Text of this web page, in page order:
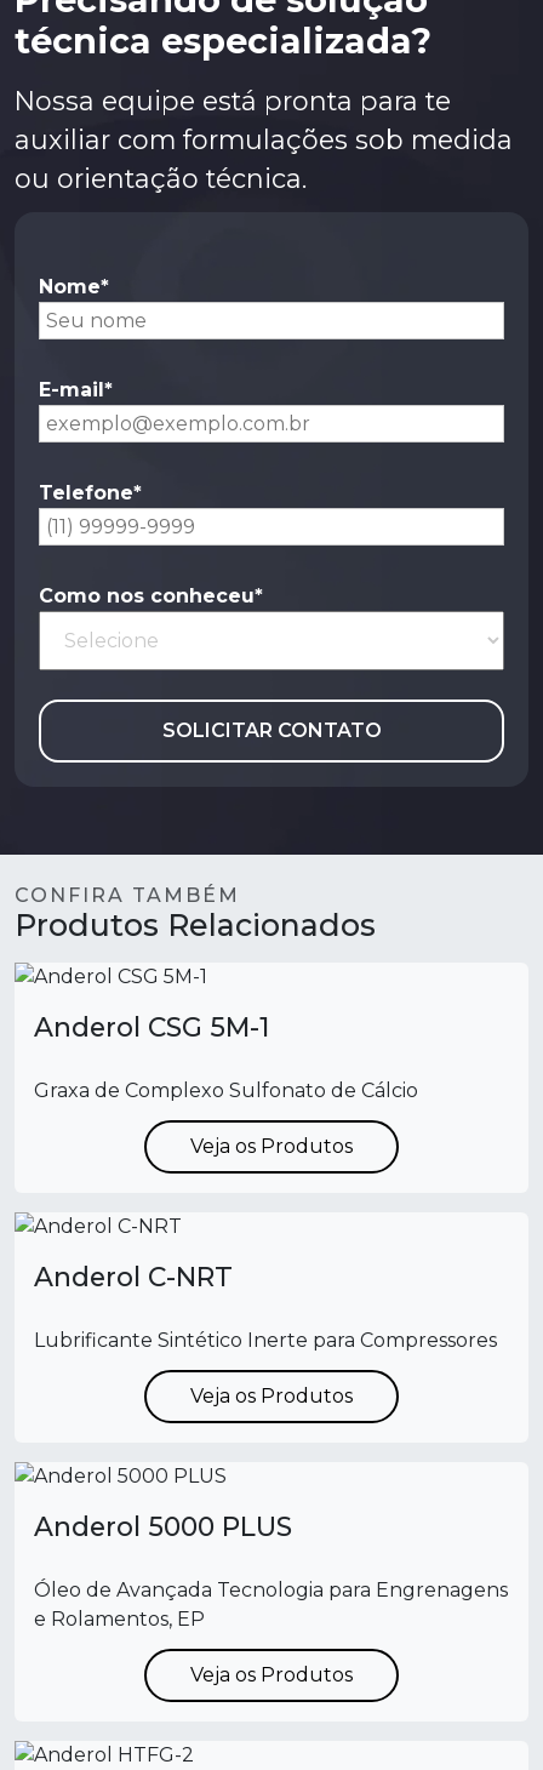
técnica especializada?
Nossa equipe está pronta para te
auxiliar com formulações sob medida
ou orientação técnica.
Nome*
E-mail*
Telefone*
Como nos conheceu*
SOLICITAR CONTATO
CONFIRA TAMBÉM
Produtos Relacionados
Anderol CSG 5M-1
Graxa de Complexo Sulfonato de Cálcio
Veja os Produtos
Anderol C-NRT
Lubrificante Sintético Inerte para Compressores
Veja os Produtos
Anderol 5000 PLUS
Óleo de Avançada Tecnologia para Engrenagens
e Rolamentos, EP
Veja os Produtos